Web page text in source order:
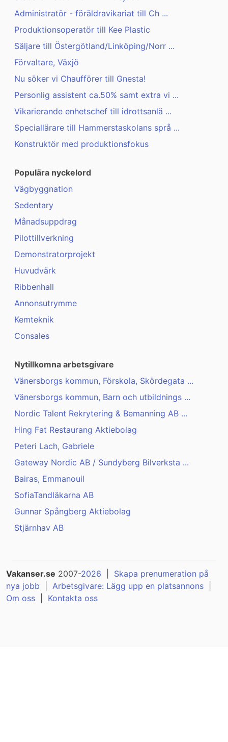
Administratör - föräldravikariat till Ch ...
Produktionsoperatör till Kee Plastic
Säljare till Östergötland/Linköping/Norr ...
Förvaltare, Växjö
Nu söker vi Chaufförer till Gnesta!
Personlig assistent ca.50% samt extra vi ...
Vikarierande enhetschef till idrottsanlä ...
Speciallärare till Hammerstaskolans språ ...
Konstruktör med produktionsfokus
Populära nyckelord
Vägbyggnation
Sedentary
Månadsuppdrag
Pilottillverkning
Demonstratorprojekt
Huvudvärk
Ribbenhall
Annonsutrymme
Kemteknik
Consales
Nytillkomna arbetsgivare
Vänersborgs kommun, Förskola, Skördegata ...
Vänersborgs kommun, Barn och utbildnings ...
Nordic Talent Rekrytering & Bemanning AB ...
Hing Fat Restaurang Aktiebolag
Peteri Lach, Gabriele
Gateway Nordic AB / Sundyberg Bilverksta ...
Bairas, Emmanouil
SofiaTandläkarna AB
Gunnar Spångberg Aktiebolag
Stjärnhav AB
Vakanser.se 2007-2026
Skapa prenumeration på
nya jobb
Arbetsgivare: Lägg upp en platsannons
Om oss
Kontakta oss